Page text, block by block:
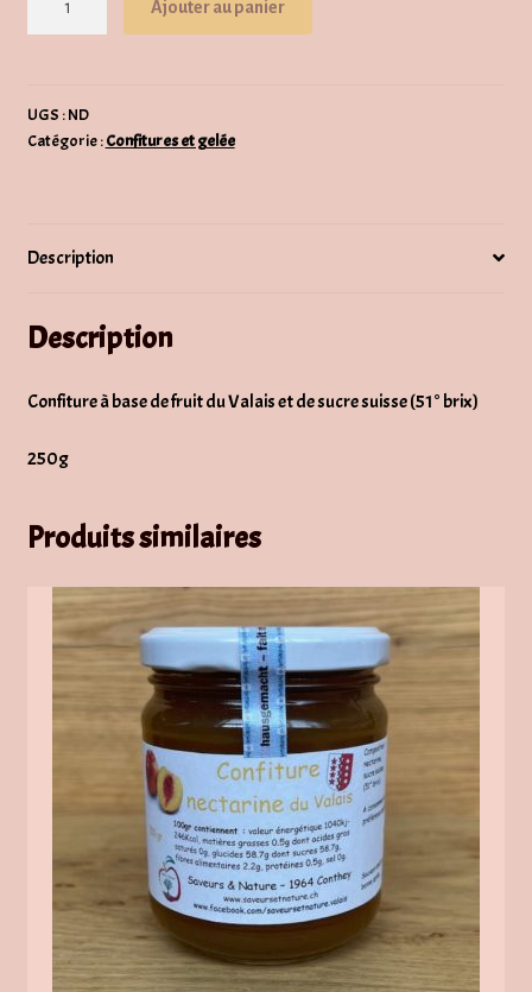
pruneau
Ajouter au panier
UGS :ND
Catégorie :Confitures et gelée
Description
Description
Confiture à base de fruit du Valais et de sucre suisse (51° brix)
250g
Produits similaires